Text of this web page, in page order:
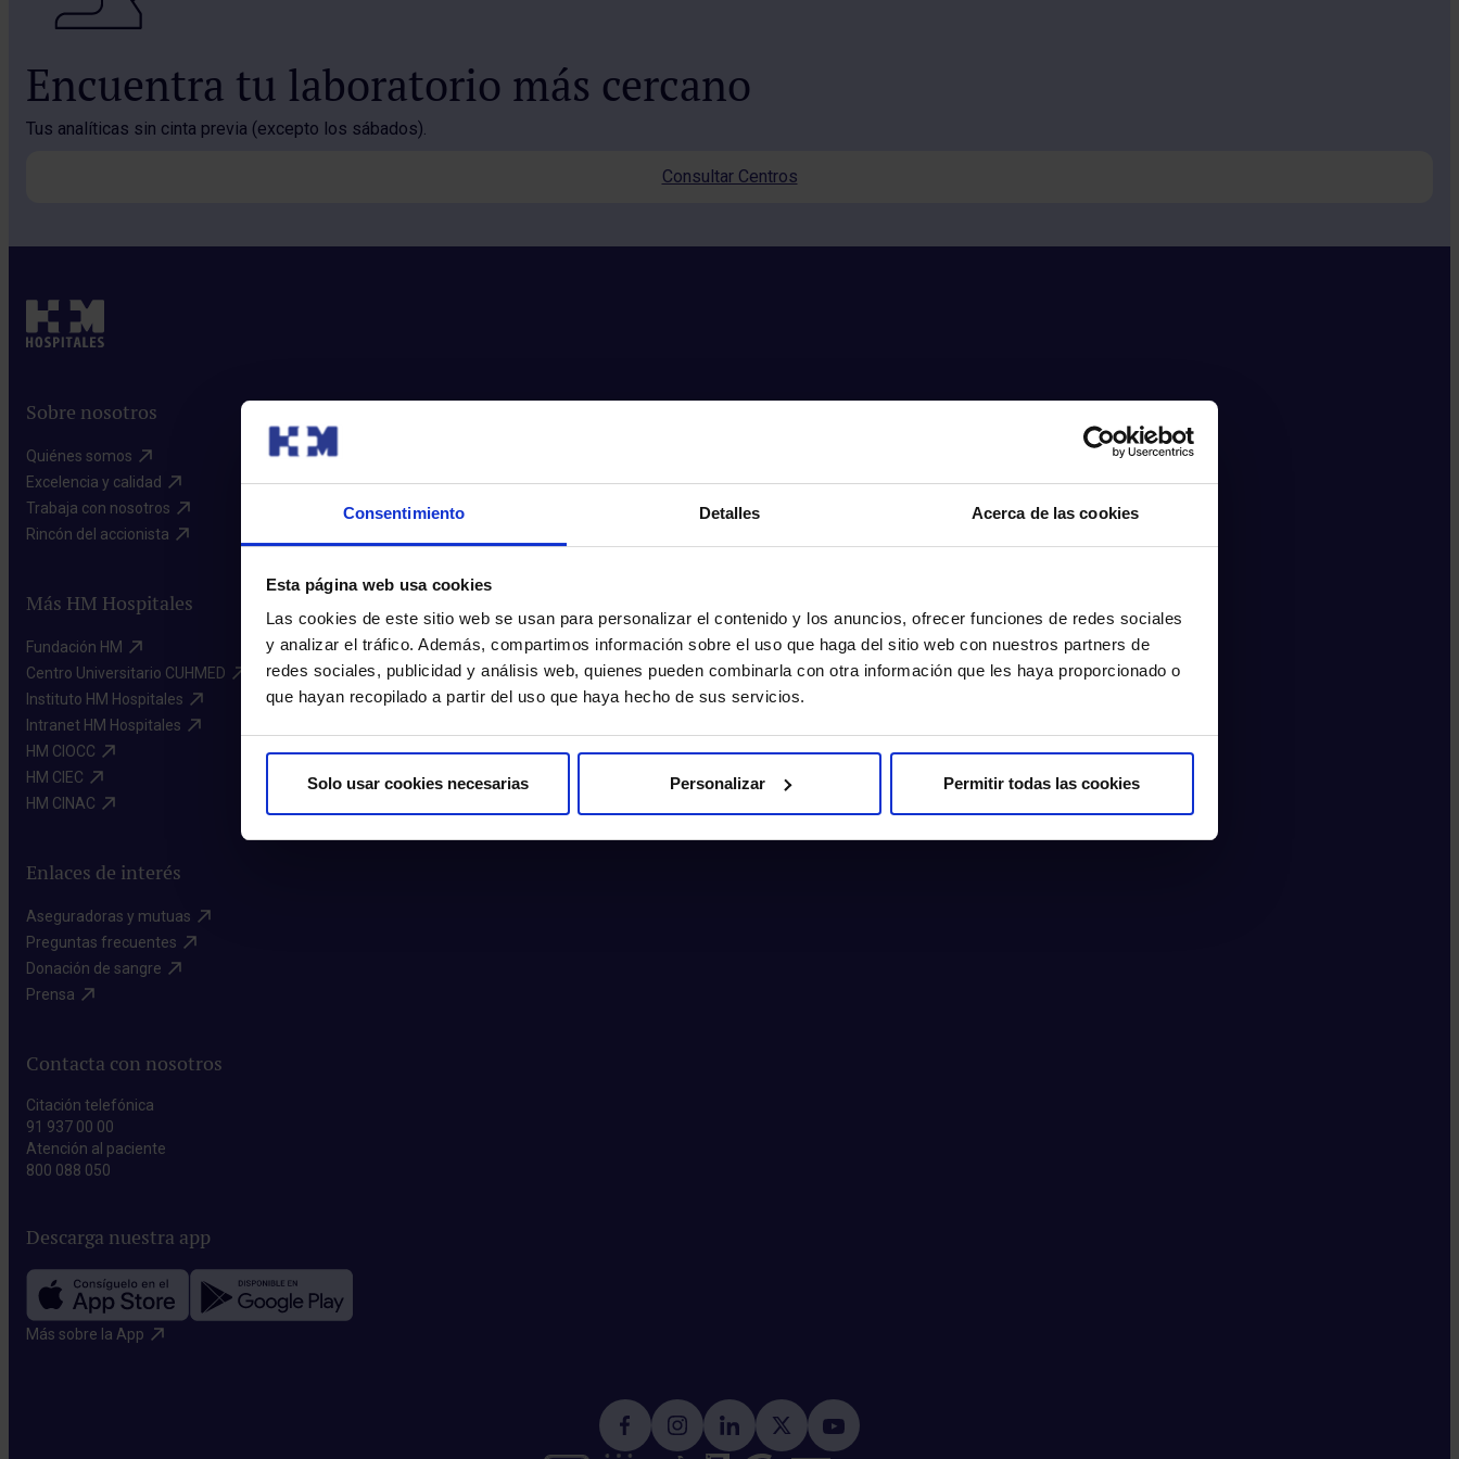
Consentimiento Detalles Acerca de las cookies
Esta página web usa cookies
Las cookies de este sitio web se usan para personalizar el contenido y los anuncios, ofrecer funciones de redes sociales
y analizar el tráfico. Además, compartimos información sobre el uso que haga del sitio web con nuestros partners de
redes sociales, publicidad y análisis web, quienes pueden combinarla con otra información que les haya proporcionado o
que hayan recopilado a partir del uso que haya hecho de sus servicios.
Solo usar cookies necesarias Personalizar Permitir todas las cookies
Encuentra tu laboratorio más cercano
Tus analíticas sin cinta previa (excepto los sábados).
Consultar Centros
Sobre nosotros
Quiénes somos​
Excelencia y calidad​
Trabaja con nosotros​
Rincón del accionista​
Más HM Hospitales
Fundación HM​
Centro Universitario CUHMED​
Instituto HM Hospitales​
Intranet HM Hospitales​
HM CIOCC​
HM CIEC​
HM CINAC​
Enlaces de interés
Aseguradoras y mutuas​
Preguntas frecuentes​
Donación de sangre​
Prensa​
Contacta con nosotros
Citación telefónica
91 937 00 00
Atención al paciente
800 088 050
Descarga nuestra app
Más sobre la App​